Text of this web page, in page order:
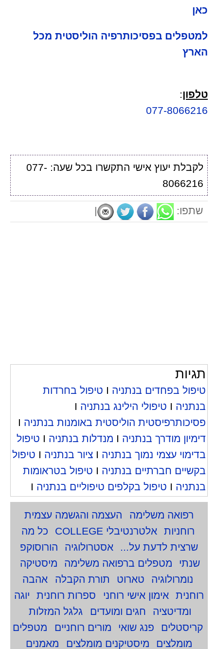
כאן
למטפלים בפסיכותרפיה הוליסטית מכל
הארץ
טלפון:
077-8066216
לקבלת יעוץ אישי התקשרו בכל שעה: 077-
8066216
שתפו: |
תגיות
טיפול בפחדים בנתניה
טיפול בחרדות
בנתניה
טיפולי הילינג בנתניה
פסיכותרפיסטית הוליסטית באומנות בנתניה
דימיון מודרך בנתניה
מנדלות בנתניה
טיפול
בדימוי עצמי נמוך בנתניה
ציור בנתניה
טיפול
בקשיים חברתיים בנתניה
טיפול בטראומות
בנתניה
טיפול בקלפים טיפוליים בנתניה
רפואה משלימה
העצמה והגשמה עצמית
רוחניות
אלטרנטיבלי COLLEGE
כל מה
שרצית לדעת על...
אסטרולוגיה
הורוסוקפ
שנתי
מטפלים ברפואה משלימה
מיסטיקה
נומרולוגיה
טארוט תורת הקבלה
אהבה
רוחנית
אימון אישי רוחני ספרות רוחנית
יוגה
ומדיטציה
חגים ומועדים
גלגל המזלות
קריסטלים
פנג שואי מורים רוחניים
מטפלים
מומלצים
מיסטיקנים מומלצים מאמנים